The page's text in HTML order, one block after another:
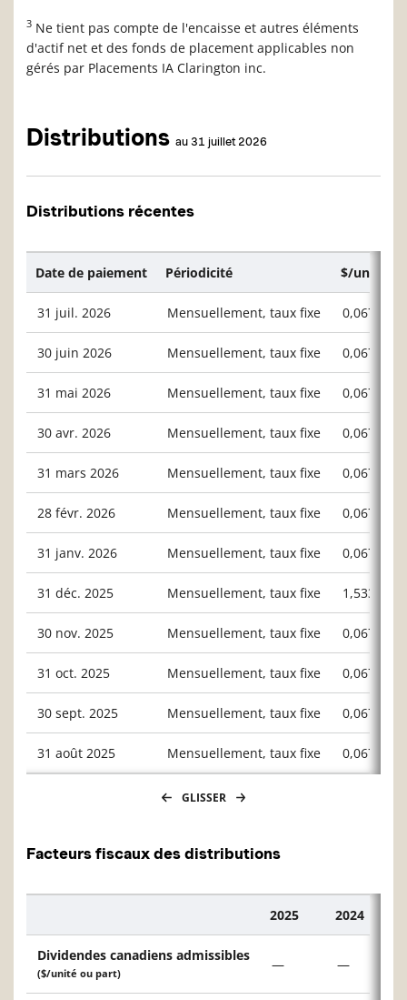
3 Ne tient pas compte de l'encaisse et autres éléments
d'actif net et des fonds de placement applicables non
gérés par Placements IA Clarington inc.
Distributions au 31 juillet 2026
Distributions récentes
Date de paiement Périodicité $/unité
31 juil. 2026 Mensuellement, taux fixe 0,06713
30 juin 2026 Mensuellement, taux fixe 0,06713
31 mai 2026 Mensuellement, taux fixe 0,06713
30 avr. 2026 Mensuellement, taux fixe 0,06713
31 mars 2026 Mensuellement, taux fixe 0,06713
28 févr. 2026 Mensuellement, taux fixe 0,06713
31 janv. 2026 Mensuellement, taux fixe 0,06713
31 déc. 2025 Mensuellement, taux fixe 1,53372
30 nov. 2025 Mensuellement, taux fixe 0,06713
31 oct. 2025 Mensuellement, taux fixe 0,06713
30 sept. 2025 Mensuellement, taux fixe 0,06713
31 août 2025 Mensuellement, taux fixe 0,06713
GLISSER
Facteurs fiscaux des distributions
2025 2024
Dividendes canadiens admissibles
($/unité ou part)
— —